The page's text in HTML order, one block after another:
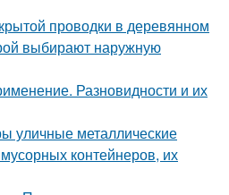
проводки в деревянном
выбирают наружную
Разновидности и их
уличные металлические
контейнеров, их